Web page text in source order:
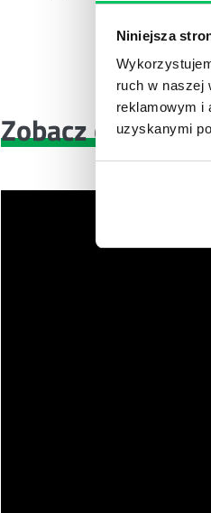
Niniejsza
ruch w naszej
reklamowym i
uzyskanymi
Zobacz co